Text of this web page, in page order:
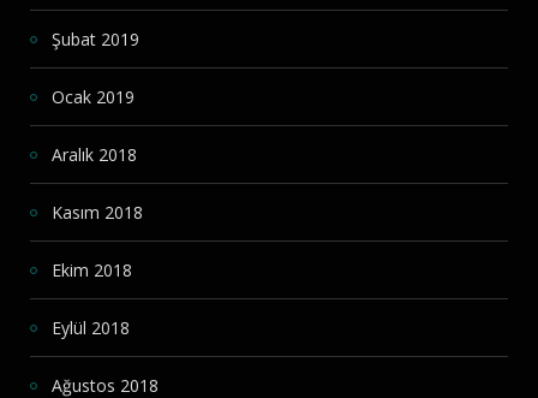
Şubat 2019
Ocak 2019
Aralık 2018
Kasım 2018
Ekim 2018
Eylül 2018
Ağustos 2018